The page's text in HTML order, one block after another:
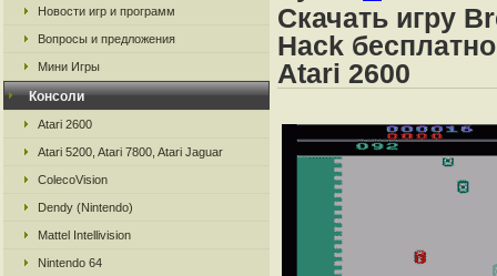
Новости игр и программ
Вопросы и предложения
Мини Игры
Консоли
Atari 2600
Atari 5200, Atari 7800, Atari Jaguar
ColecoVision
Dendy (Nintendo)
Mattel Intellivision
Nintendo 64
Скачать игру
Hack
Atari 2600